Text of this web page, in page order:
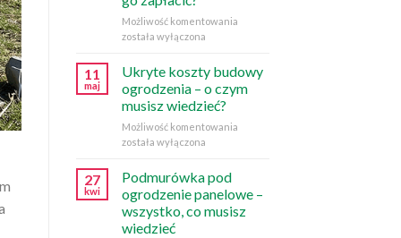
Możliwość komentowaniaPodatek
w
2026
roku
kto
została wyłączona
11
maj
Ukryte koszty budowy
ogrodzenia – o czym
musisz wiedzieć?
Możliwość komentowaniaUkryte
o
czym
została wyłączona
27
kwi
Podmurówka pod
ogrodzenie panelowe –
wszystko, co musisz
wiedzieć